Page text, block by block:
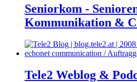
Seniorkom -
Kommunikation &
Tele2 Weblog &